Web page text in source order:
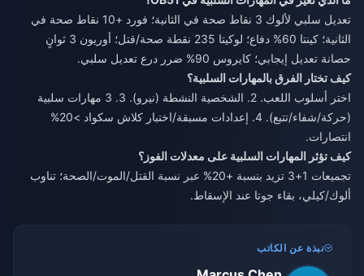
تعديل سلبي لألوك 3 نقاط صحة في الثانية؛ فورد +10 نقاط صحة في
الثانية؛ كينتا 60% دفاع؛ لوكيتا 235 نقطة صحة/قتل؛ أوريون 3 ثوانٍ
حصانة تعديل إيجابي؛ كايروس 90% ضرر درع تعديل سلبي.
كيف تختار الفرق بالمهارات السلبية؟
اختر أسلوب اللعب. 2. الشخصية النشطة (نيرو). 3. 3 مهارات سلبية
(حركة/شفاء/تتبع). 4. إعدادات مسبقة/اختبار كلاش سكواد >20%
انتصارات.
كيف تؤثر المهارات السلبية على معدلات الفوز؟
تجميعات 1+3 تزيد بنسبة +20% عبر نسبة القتل/الموت/الصحة؛ تناوب
ألوك/كيلي، بقاء جوتا عند الإسقاط.
نبذة عن الكاتب